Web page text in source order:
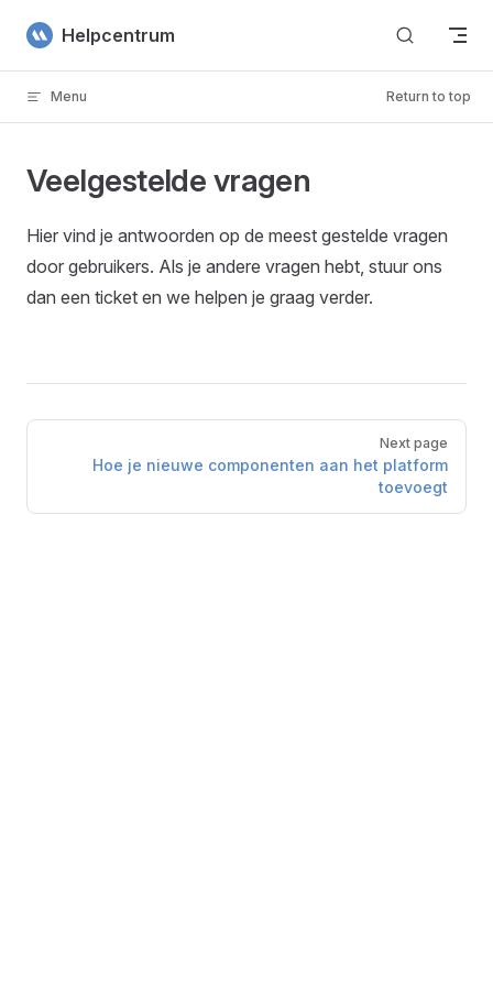
Skip to content
Helpcentrum
Menu Return to top
Veelgestelde vragen
Hier vind je antwoorden op de meest gestelde vragen
door gebruikers. Als je andere vragen hebt, stuur ons
dan een ticket en we helpen je graag verder.
Pager
Next page
Hoe je nieuwe componenten aan het platform
toevoegt